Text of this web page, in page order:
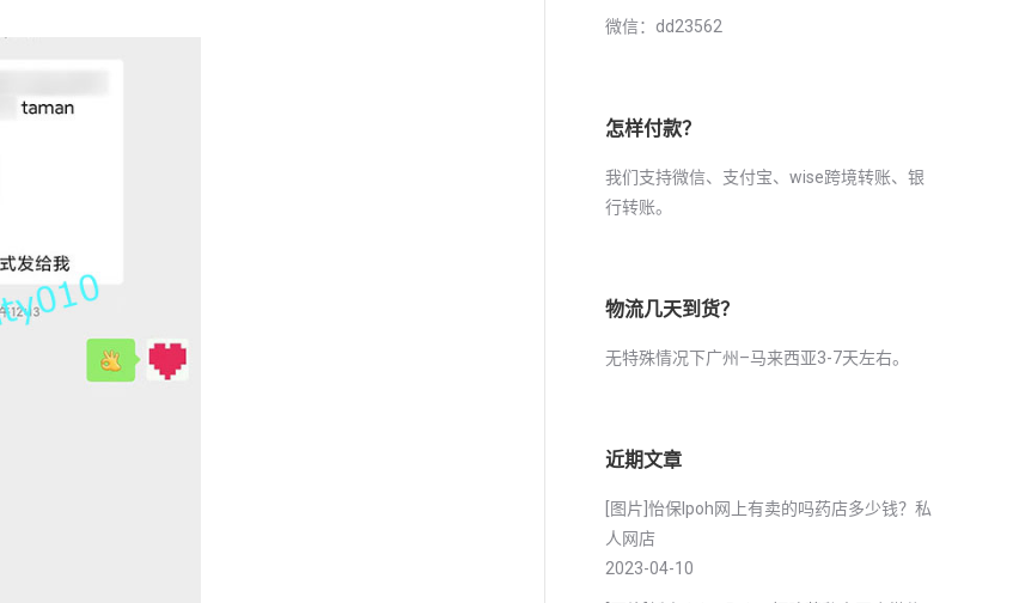
微信：dd23562
怎样付款？
我们支持微信、支付宝、wise跨境转账、银
行转账。
物流几天到货？
无特殊情况下广州–马来西亚3-7天左右。
近期文章
[图片]怡保lpoh网上有卖的吗药店多少钱？私
人网店
2023-04-10